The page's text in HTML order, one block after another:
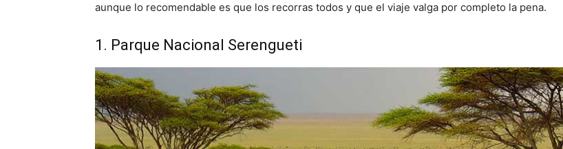
aunque lo recomendable es que los recorras todos y que el viaje valga por completo la pena.
1. Parque Nacional Serengueti